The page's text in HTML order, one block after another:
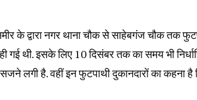
के द्वारा नगर थाना चौक से साहेबगंज चौक तक
गई थी. इसके लिए 10 दिसंबर तक का समय भी
लगी है. वहीं इन फुटपाथी दुकानदारों का कहना है